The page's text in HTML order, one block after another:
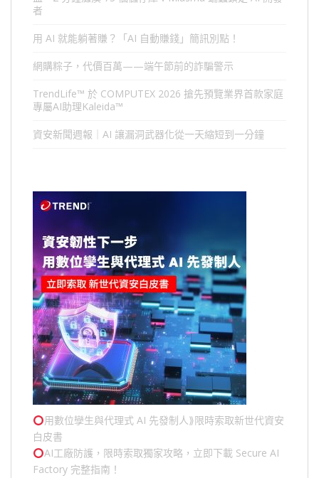
者
用 AI 就能躺著賺？「AI 自動賺錢」簡訊別點！
網購粽子，代價百萬——端午節前的詐騙警示
TrendLife™ 於 COMPUTEX 2026 搶先預覽業界首款家庭
專屬AI助理Kaleida™
資安新聞週報｜AI 讓漏洞武器化從一天縮短到一分鐘
用數位孿生與代理式 AI 先發制人⟫限時索取新世代資安
白皮書
AI工廠防護，限時索取獨家攻略，立即下載 Secure AI
Factory 完整指南！